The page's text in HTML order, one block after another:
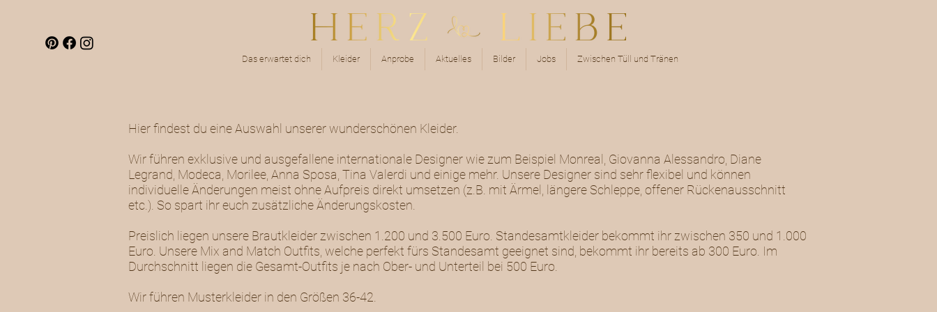
Das erwartet dich Kleider Anprobe Aktuelles Bilder Jobs Zwischen Tüll und Tränen
Hier findest du eine Auswahl unserer wunderschönen Kleider.
Wir führen exklusive und ausgefallene internationale Designer wie zum Beispiel Monreal, Giovanna Alessandro, Diane
Legrand, Modeca, Morilee, Anna Sposa, Tina Valerdi und einige mehr. Unsere Designer sind sehr flexibel und können
individuelle Änderungen meist ohne Aufpreis direkt umsetzen (z.B. mit Ärmel, längere Schleppe, offener Rückenausschnitt
etc.). So spart ihr euch zusätzliche Änderungskosten.
Preislich liegen unsere Brautkleider zwischen 1.200 und 3.500 Euro. Standesamtkleider bekommt ihr zwischen 350 und 1.000
Euro. Unsere Mix and Match Outfits, welche perfekt fürs Standesamt geeignet sind, bekommt ihr bereits ab 300 Euro. Im
Durchschnitt liegen die Gesamt-Outfits je nach Ober- und Unterteil bei 500 Euro.
Wir führen Musterkleider in den Größen 36-42.